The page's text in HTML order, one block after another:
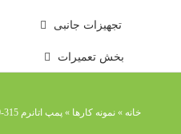
تجهیزات جانبی
بخش تعمیرات
خانه » نمونه کارها » پمپ اتانرم 315-80 پمپیران